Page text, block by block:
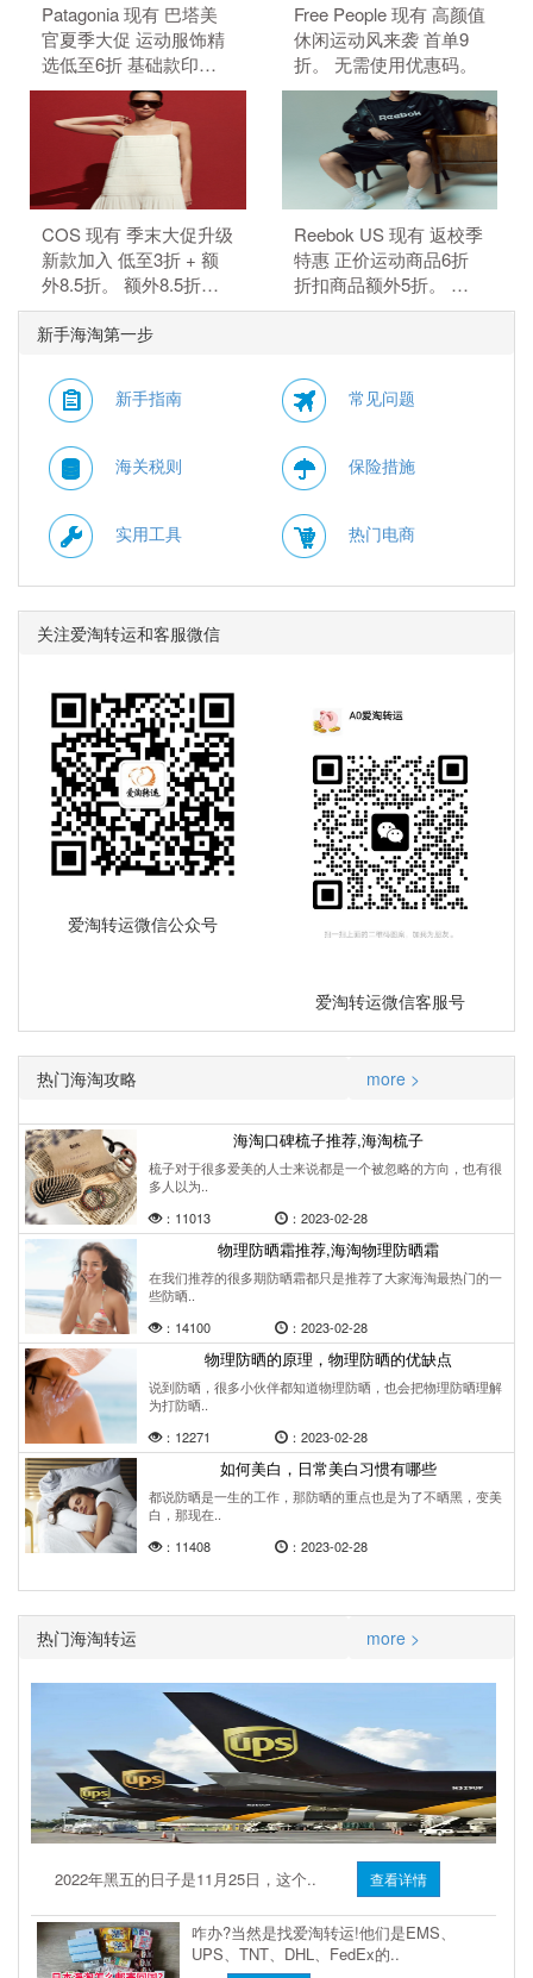
Patagonia 现有 巴塔美
官夏季大促 运动服饰精
选低至6折 基础款印花T
恤$21.99。 无需使用优
惠码。
Free People 现有 高颜值
休闲运动风来袭 首单9
折。 无需使用优惠码。
COS 现有 季末大促升级
新款加入 低至3折 + 额
外8.5折。 额外8.5折，
需要使用优惠码：
MAY15。 优惠随时可能
Reebok US 现有 返校季
特惠 正价运动商品6折
折扣商品额外5折。 正
价商品6折，折扣商品额
新手海淘第一步
新手指南 常见问题
海关税则 保险措施
实用工具 热门电商
关注爱淘转运和客服微信
爱淘转运微信公众号
爱淘转运微信客服号
热门海淘攻略 more >
海淘口碑梳子推荐,海淘梳子
梳子对于很多爱美的人士来说都是一个被忽略的方向，也有很
多人以为..
：11013
：2023-02-28
物理防晒霜推荐,海淘物理防晒霜
在我们推荐的很多期防晒霜都只是推荐了大家海淘最热门的一
些防晒..
：14100
：2023-02-28
物理防晒的原理，物理防晒的优缺点
说到防晒，很多小伙伴都知道物理防晒，也会把物理防晒理解
为打防晒..
：12271
：2023-02-28
如何美白，日常美白习惯有哪些
都说防晒是一生的工作，那防晒的重点也是为了不晒黑，变美
白，那现在..
：11408
：2023-02-28
热门海淘转运 more >
2022年黑五的日子是11月25日，这个.. 查看详情
咋办?当然是找爱淘转运!他们是EMS、
UPS、TNT、DHL、FedEx的..